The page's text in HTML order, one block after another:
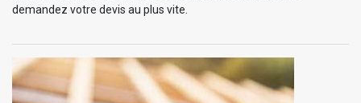
demandez votre devis au plus vite.